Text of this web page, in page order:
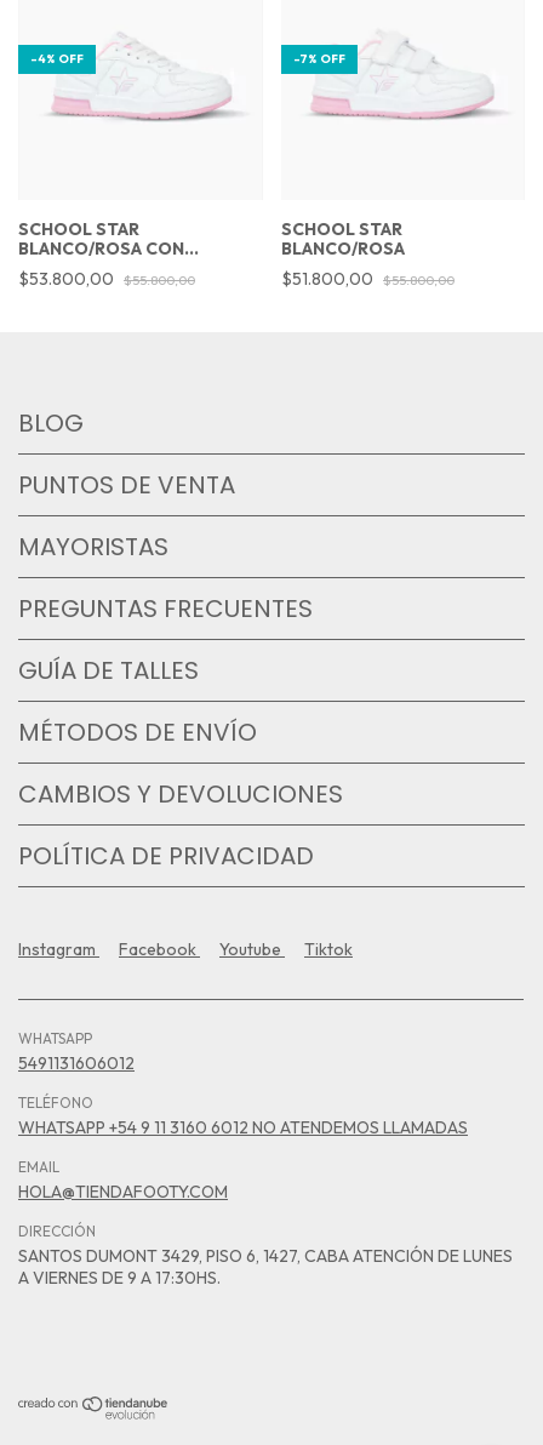
-4% OFF
SCHOOL STAR
BLANCO/ROSA CON
CORDONES
$53.800,00 $55.800,00
-7% OFF
SCHOOL STAR
BLANCO/ROSA
$51.800,00
$55.800,00
BLOG
PUNTOS DE VENTA
MAYORISTAS
PREGUNTAS FRECUENTES
GUÍA DE TALLES
MÉTODOS DE ENVÍO
CAMBIOS Y DEVOLUCIONES
POLÍTICA DE PRIVACIDAD
Instagram Facebook Youtube Tiktok
WHATSAPP
5491131606012
TELÉFONO
WHATSAPP +54 9 11 3160 6012 NO ATENDEMOS LLAMADAS
EMAIL
HOLA@TIENDAFOOTY.COM
DIRECCIÓN
SANTOS DUMONT 3429, PISO 6, 1427, CABA ATENCIÓN DE LUNES
A VIERNES DE 9 A 17:30HS.